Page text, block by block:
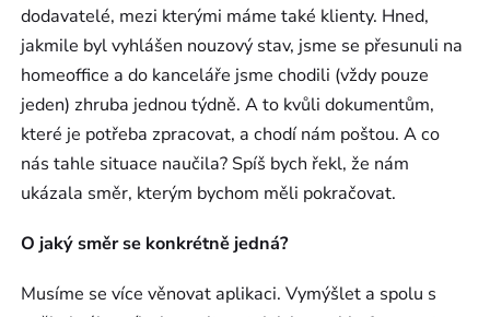
dodavatelé, mezi kterými máme také klienty. Hned,
jakmile byl vyhlášen nouzový stav, jsme se přesunuli na
homeoffice a do kanceláře jsme chodili (vždy pouze
jeden) zhruba jednou týdně. A to kvůli dokumentům,
které je potřeba zpracovat, a chodí nám poštou. A co
nás tahle situace naučila? Spíš bych řekl, že nám
ukázala směr, kterým bychom měli pokračovat.
O jaký směr se konkrétně jedná?
Musíme se více věnovat aplikaci. Vymýšlet a spolu s